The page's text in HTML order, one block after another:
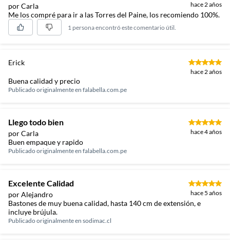
por Carla hace 2 años
Me los compré para ir a las Torres del Paine, los recomiendo 100%.
1 persona encontró este comentario útil.
Erick
hace 2 años
Buena calidad y precio
Publicado originalmente en falabella.com.pe
Llego todo bien
por Carla hace 4 años
Buen empaque y rapido
Publicado originalmente en falabella.com.pe
Excelente Calidad
por Alejandro hace 5 años
Bastones de muy buena calidad, hasta 140 cm de extensión, e
incluye brújula.
Publicado originalmente en sodimac.cl